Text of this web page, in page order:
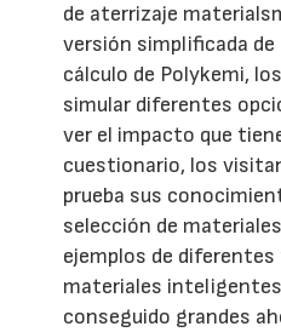
de aterrizaje
versión simplificada
cálculo de Polykemi,
simular diferentes
ver el impacto que
cuestionario, los
prueba sus
selección de
ejemplos de
materiales
conseguido grandes